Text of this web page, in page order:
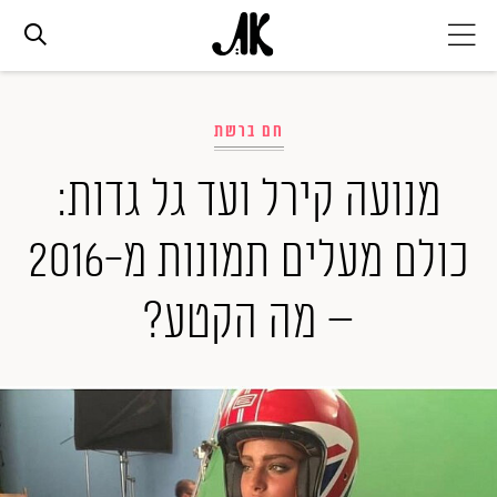
אופנה
ביוטי
סלבס
ערוצים נוספים
המגזין
חם ברשת
מנועה קירל ועד גל גדות:
כולם מעלים תמונות מ-2016
– מה הקטע?